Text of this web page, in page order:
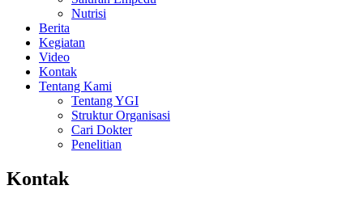
Nutrisi
Berita
Kegiatan
Video
Kontak
Tentang Kami
Tentang YGI
Struktur Organisasi
Cari Dokter
Penelitian
Kontak